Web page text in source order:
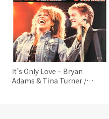
It’s Only Love – Bryan
Adams & Tina Turner /